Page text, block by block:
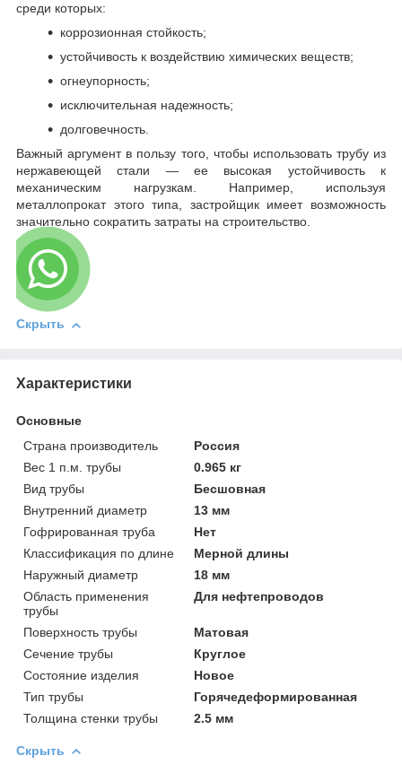
среди которых:
коррозионная стойкость;
устойчивость к воздействию химических веществ;
огнеупорность;
исключительная надежность;
долговечность.
Важный аргумент в пользу того, чтобы использовать трубу из
нержавеющей стали — ее высокая устойчивость к
механическим нагрузкам. Например, используя
металлопрокат этого типа, застройщик имеет возможность
значительно сократить затраты на строительство.
Скрыть
Характеристики
Основные
Страна производитель
Россия
Вес 1 п.м. трубы
0.965 кг
Вид трубы
Бесшовная
Внутренний диаметр
13 мм
Гофрированная труба
Нет
Классификация по длине
Мерной длины
Наружный диаметр
18 мм
Область применения
трубы
Для нефтепроводов
Поверхность трубы
Матовая
Сечение трубы
Круглое
Состояние изделия
Новое
Тип трубы
Горячедеформированная
Толщина стенки трубы
2.5 мм
Скрыть